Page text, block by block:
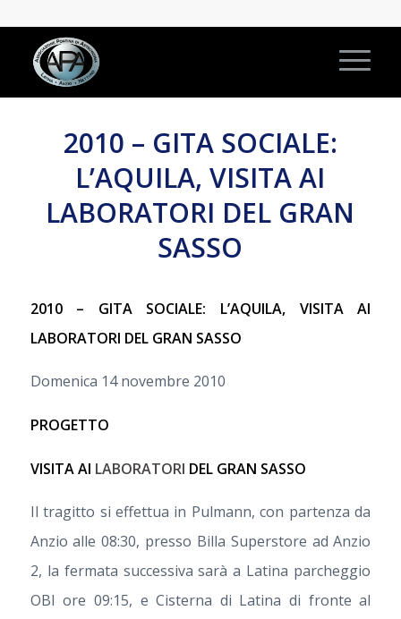
2010 – GITA SOCIALE:
L’AQUILA, VISITA AI
LABORATORI DEL GRAN
SASSO
2010 – GITA SOCIALE: L’AQUILA, VISITA AI
LABORATORI DEL GRAN SASSO
Domenica 14 novembre 2010
PROGETTO
VISITA AI LABORATORI DEL GRAN SASSO
Il tragitto si effettua in Pulmann, con partenza da
Anzio alle 08:30, presso Billa Superstore ad Anzio
2, la fermata successiva sarà a Latina parcheggio
OBI ore 09:15, e Cisterna di Latina di fronte al